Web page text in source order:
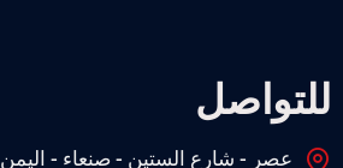
للتواصل
عصر - شارع الستين - صنعاء - اليمن